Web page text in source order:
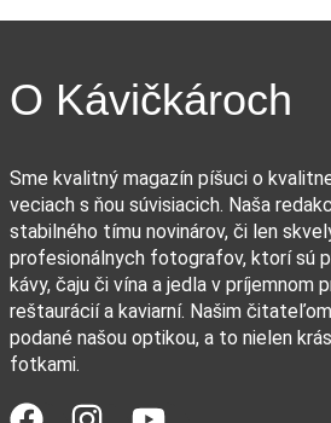
O Kávičkároch
Sme kvalitný magazín píšuci o
veciach s ňou súvisiacich. Naša
stabilného tímu novinárov, či len
profesionálnych fotografov, ktorí sú
kávy, čaju či vína a jedla v príjemnom
reštaurácií a kaviarní. Našim
podané našou optikou, a to nielen
fotkami.